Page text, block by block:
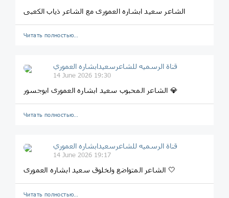
الشاعر سعید ابشاره العموری مع الشاعر ذیاب الکعبی
Читать полностью…
قناة الرسميه للشاعرسعیدابشاره العموري
14 June 2026 19:30
الشاعر المحبوب سعید ابشاره العموری ابوجسور 💎
Читать полностью…
قناة الرسميه للشاعرسعیدابشاره العموري
14 June 2026 19:17
الشاعر المتواضع ولخلوق سعید ابشاره العموری 🤍
Читать полностью…